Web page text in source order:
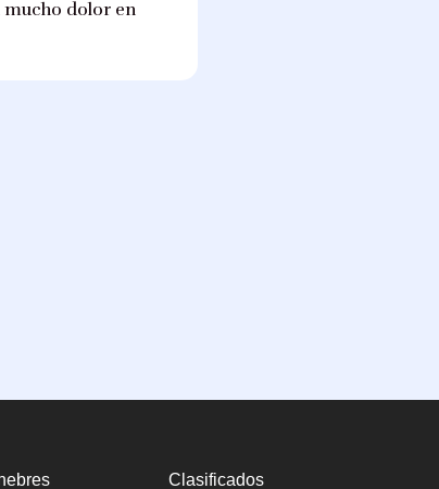
mucho dolor en
Clasificados